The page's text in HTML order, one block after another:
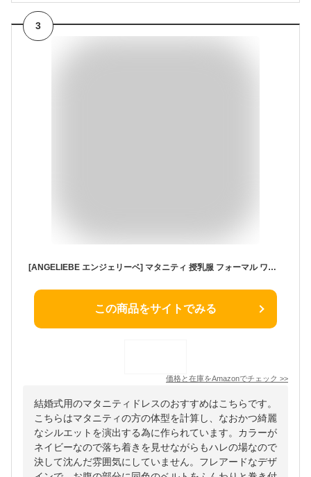
3
[ANGELIEBE エンジェリーベ] マタニティ 授乳服 フォーマル ワンピース シフォン タック ワンピ 産前 産後 お宮参り 結婚式 M ネイビー 10171160
この商品をサイトでみる
価格と在庫をAmazonでチェック >>
結婚式用のマタニティドレスのおすすめはこちらです。
こちらはマタニティの方の体型を計算し、なおかつ綺麗
なシルエットを演出する為に作られています。カラーが
ネイビーなので落ち着きを見せながらもハレの場なので
決して沈んだ雰囲気にしていません。フレアードなデザ